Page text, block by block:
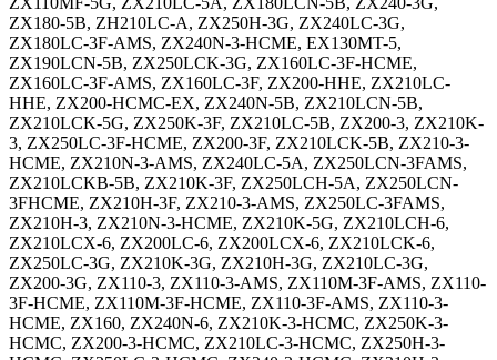
ZX180-5B, ZH210LC-A, ZX250H-3G, ZX240LC-3G,
ZX180LC-3F-AMS, ZX240N-3-HCME, EX130MT-5,
ZX190LCN-5B, ZX250LCK-3G, ZX160LC-3F-HCME,
ZX160LC-3F-AMS, ZX160LC-3F, ZX200-HHE, ZX210LC-
HHE, ZX200-HCMC-EX, ZX240N-5B, ZX210LCN-5B,
ZX210LCK-5G, ZX250K-3F, ZX210LC-5B, ZX200-3, ZX210K-
3, ZX250LC-3F-HCME, ZX200-3F, ZX210LCK-5B, ZX210-3-
HCME, ZX210N-3-AMS, ZX240LC-5A, ZX250LCN-3FAMS,
ZX210LCKB-5B, ZX210K-3F, ZX250LCH-5A, ZX250LCN-
3FHCME, ZX210H-3F, ZX210-3-AMS, ZX250LC-3FAMS,
ZX210H-3, ZX210N-3-HCME, ZX210K-5G, ZX210LCH-6,
ZX210LCX-6, ZX200LC-6, ZX200LCX-6, ZX210LCK-6,
ZX250LC-3G, ZX210K-3G, ZX210H-3G, ZX210LC-3G,
ZX200-3G, ZX110-3, ZX110-3-AMS, ZX110M-3F-AMS, ZX110-
3F-HCME, ZX110M-3F-HCME, ZX110-3F-AMS, ZX110-3-
HCME, ZX160, ZX240N-6, ZX210K-3-HCMC, ZX250K-3-
HCMC, ZX200-3-HCMC, ZX210LC-3-HCMC, ZX250H-3-